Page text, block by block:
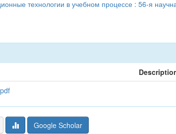
технологии в учебном процессе : 56-я
Google Scholar